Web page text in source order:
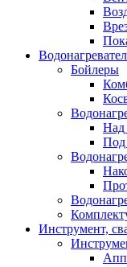
Бойлеры
Над
Под
Инструмент,